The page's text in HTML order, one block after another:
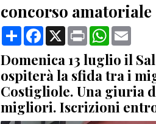
concorso
CondividiFacebook
X Print WhatsApp
Domenica 13 luglio il
ospiterà la sfida tra i
Costigliole. Una giuria
migliori. Iscrizioni